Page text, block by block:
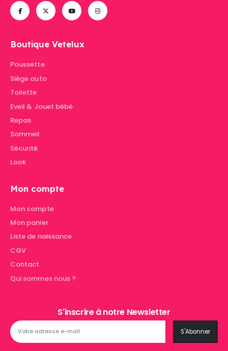
Boutique Vetelux
Poussette
Siège auto
Toilette
Eveil & Jouet bébé
Repas
Sommeil
Sécurité
Look
Mon compte
Mon compte
Mon panier
Liste de naissance
CGV
Contact
Qui sommes nous ?
S'inscrire à notre Newsletter